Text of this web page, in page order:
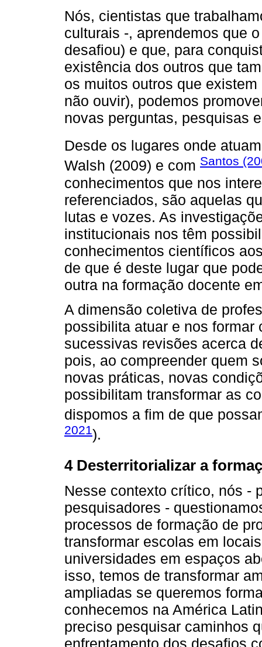
Nós, cientistas que
culturais -, aprendemos que
desafiou) e que, para
existência dos outros que
os muitos outros que
não ouvir), podemos
novas perguntas, pesquisas
Desde os lugares onde
Walsh (2009) e com Santos
conhecimentos que nos
referenciados, são aquelas
lutas e vozes. As
institucionais nos têm
conhecimentos científicos
de que é deste lugar que
outra na formação docente
A dimensão coletiva de
possibilita atuar e nos
sucessivas revisões acerca
pois, ao compreender quem
novas práticas, novas
possibilitam transformar as
dispomos a fim de que
2021).
4 Desterritorializar a
Nesse contexto crítico, nós -
pesquisadores -
processos de formação de
transformar escolas em
universidades em espaços
isso, temos de transformar
ampliadas se queremos
conhecemos na América
preciso pesquisar caminhos
enfrentamento dos desafios